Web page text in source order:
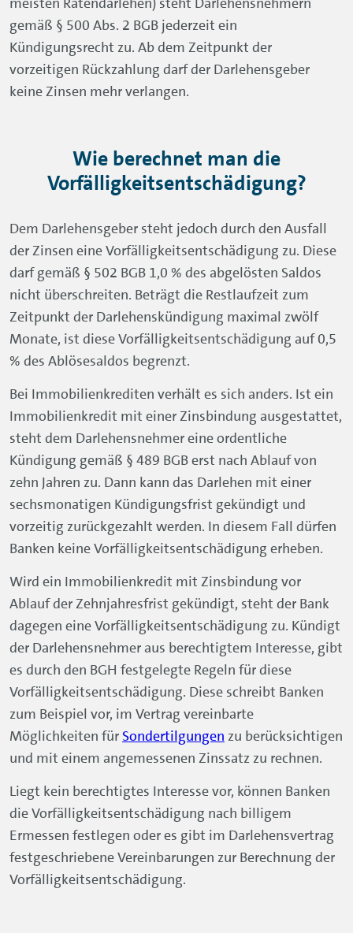
Dem Darlehensgeber steht jedoch durch den Ausfall
der Zinsen eine Vorfälligkeitsentschädigung zu. Diese
darf gemäß § 502 BGB 1,0 % des abgelösten Saldos
nicht überschreiten. Beträgt die Restlaufzeit zum
% des Ablösesaldos begrenzt.
Bei Immobilienkrediten verhält es sich anders. Ist ein
steht dem Darlehensnehmer eine ordentliche
Kündigung gemäß § 489 BGB erst nach Ablauf von
zehn Jahren zu. Dann kann das Darlehen mit einer
sechsmonatigen Kündigungsfrist gekündigt und
vorzeitig zurückgezahlt werden. In diesem Fall dürfen
Banken keine Vorfälligkeitsentschädigung erheben.
Ablauf der Zehnjahresfrist gekündigt, steht der Bank
dagegen eine Vorfälligkeitsentschädigung zu. Kündigt
der Darlehensnehmer aus berechtigtem Interesse, gibt
es durch den BGH festgelegte Regeln für diese
Vorfälligkeitsentschädigung. Diese schreibt Banken
zum Beispiel vor, im Vertrag vereinbarte
Möglichkeiten fürSondertilgungenzu berücksichtigen
und mit einem angemessenen Zinssatz zu rechnen.
Liegt kein berechtigtes Interesse vor, können Banken
die Vorfälligkeitsentschädigung nach billigem
Ermessen festlegen oder es gibt im Darlehensvertrag
festgeschriebene Vereinbarungen zur Berechnung der
Vorfälligkeitsentschädigung.
Newsletterabonnieren.
Bleiben Sie auf dem Laufenden: Mit dem
kostenlosenNewsletterder Volkswagen
Bank erhalten Sie monatlich Tipps zu
aktuellen Themen und Aktionen rund um